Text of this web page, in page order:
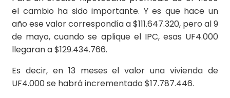
el cambio ha sido importante. Y es que hace un
año ese valor correspondía a $111.647.320, pero al 9
de mayo, cuando se aplique el IPC, esas UF4.000
llegaran a $129.434.766.
Es decir, en 13 meses el valor una vivienda de
UF4.000 se habrá incrementado $17.787.446.